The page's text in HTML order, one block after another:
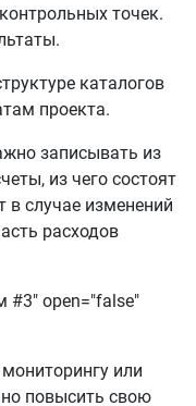
точек.
каталогов
проекта.
записывать из
из чего состоят
случае изменений
расходов
open="false"
или
повысить свою